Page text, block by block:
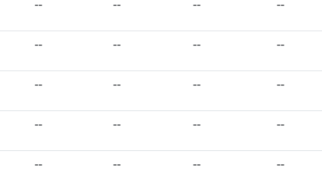
-- -- -- --
-- -- -- --
-- -- -- --
-- -- -- --
-- -- -- --